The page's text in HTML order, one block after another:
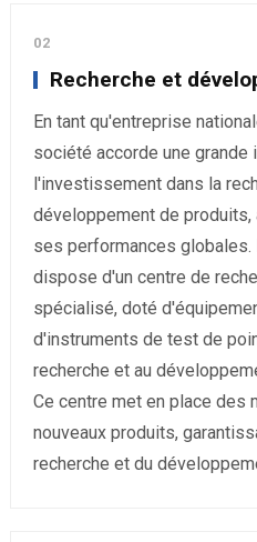
02
Recherche et
En tant qu'entreprise
société accorde une grande
l'investissement dans la
développement de
ses performances
dispose d'un centre de
spécialisé, doté
d'instruments de test de
recherche et au
Ce centre met en place des
nouveaux produits,
recherche et du